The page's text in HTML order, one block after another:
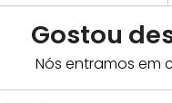
Gostou
Nós entramos